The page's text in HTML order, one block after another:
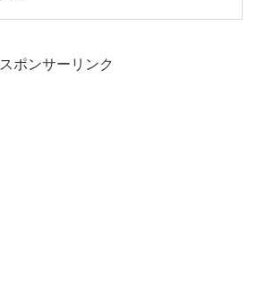
スポンサーリンク